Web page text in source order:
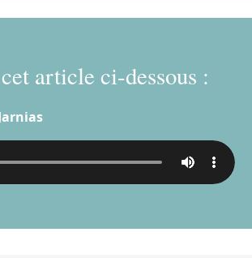
article ci-dessous :